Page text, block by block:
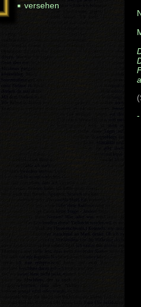
versehen
versehen
-